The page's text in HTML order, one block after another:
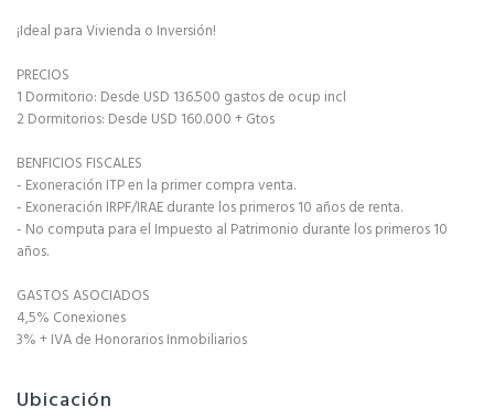
¡Ideal para Vivienda o Inversión!
PRECIOS
1 Dormitorio: Desde USD 136.500 gastos de ocup incl
2 Dormitorios: Desde USD 160.000 + Gtos
BENFICIOS FISCALES
- Exoneración ITP en la primer compra venta.
- Exoneración IRPF/IRAE durante los primeros 10 años de renta.
- No computa para el Impuesto al Patrimonio durante los primeros 10
años.
GASTOS ASOCIADOS
4,5% Conexiones
3% + IVA de Honorarios Inmobiliarios
Ubicación